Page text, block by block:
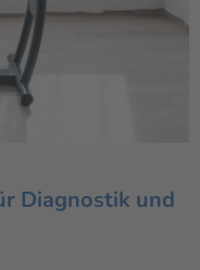
Diagnostik und